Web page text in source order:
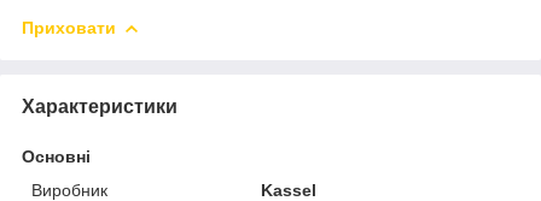
Приховати
Характеристики
Основні
Виробник
Kassel